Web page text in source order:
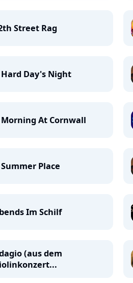
Street Rag
Hard Day's Night
Morning At Cornwall
Place
Im Schilf
(aus dem